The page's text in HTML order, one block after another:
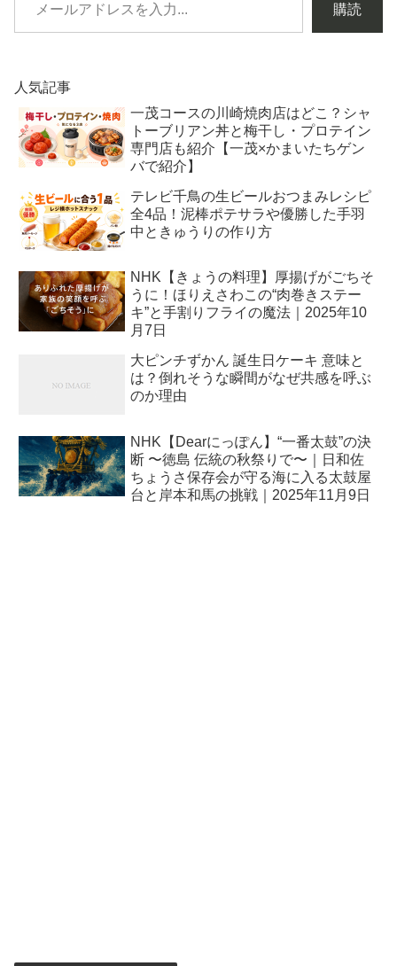
購読
人気記事
一茂コースの川崎焼肉店はどこ？シャ
トーブリアン丼と梅干し・プロテイン
専門店も紹介【一茂×かまいたちゲン
バで紹介】
テレビ千鳥の生ビールおつまみレシピ
全4品！泥棒ポテサラや優勝した手羽
中ときゅうりの作り方
NHK【きょうの料理】厚揚げがごちそ
うに！ほりえさわこの“肉巻きステー
キ”と手割りフライの魔法｜2025年10
月7日
大ピンチずかん 誕生日ケーキ 意味と
は？倒れそうな瞬間がなぜ共感を呼ぶ
のか理由
NHK【Dearにっぽん】“一番太鼓”の決
断 〜徳島 伝統の秋祭りで〜｜日和佐
ちょうさ保存会が守る海に入る太鼓屋
台と岸本和馬の挑戦｜2025年11月9日